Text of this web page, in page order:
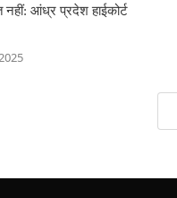
नहीं: आंध्र प्रदेश हाईकोर्ट